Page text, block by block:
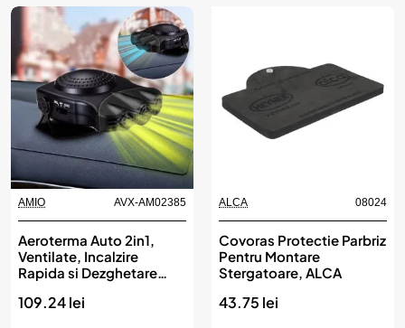
AMIO AVX-AM02385
Aeroterma Auto 2in1,
Ventilate, Incalzire
Rapida si Dezghetare
150W, cu mufa de
109.24 lei
ALCA 08024
Covoras Protectie Parbriz
Pentru Montare
Stergatoare, ALCA
43.75 lei